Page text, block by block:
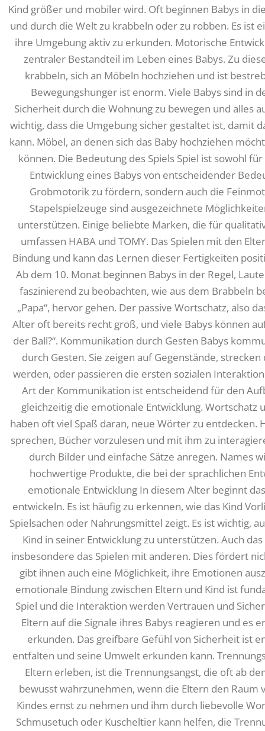
Kind größer und mobiler wird. Oft beginnen Babys in
und durch die Welt zu krabbeln oder zu robben. Es ist
ihre Umgebung aktiv zu erkunden. Motorische
zentraler Bestandteil im Leben eines Babys. Zu
krabbeln, sich an Möbeln hochziehen und ist
Bewegungshunger ist enorm. Viele Babys sind in
Sicherheit durch die Wohnung zu bewegen und alles
wichtig, dass die Umgebung sicher gestaltet ist, damit
kann. Möbel, an denen sich das Baby hochziehen
können. Die Bedeutung des Spiels Spiel ist sowohl
Entwicklung eines Babys von entscheidender
Grobmotorik zu fördern, sondern auch die
Stapelspielzeuge sind ausgezeichnete
unterstützen. Einige beliebte Marken, die für
umfassen HABA und TOMY. Das Spielen mit den
Bindung und kann das Lernen dieser Fertigkeiten
Ab dem 10. Monat beginnen Babys in der Regel,
faszinierend zu beobachten, wie aus dem Brabbeln
„Papa“, hervor gehen. Der passive Wortschatz, also
Alter oft bereits recht groß, und viele Babys können
der Ball?“. Kommunikation durch Gesten Babys
durch Gesten. Sie zeigen auf Gegenstände,
werden, oder passieren die ersten sozialen
Art der Kommunikation ist entscheidend für den
gleichzeitig die emotionale Entwicklung.
haben oft viel Spaß daran, neue Wörter zu entdecken.
sprechen, Bücher vorzulesen und mit ihm zu
durch Bilder und einfache Sätze anregen. Names
hochwertige Produkte, die bei der sprachlichen
emotionale Entwicklung In diesem Alter beginnt
entwickeln. Es ist häufig zu erkennen, wie das Kind
Spielsachen oder Nahrungsmittel zeigt. Es ist wichtig,
Kind in seiner Entwicklung zu unterstützen. Auch
insbesondere das Spielen mit anderen. Dies fördert
gibt ihnen auch eine Möglichkeit, ihre Emotionen
emotionale Bindung zwischen Eltern und Kind ist
Spiel und die Interaktion werden Vertrauen und
Eltern auf die Signale ihres Babys reagieren und es
erkunden. Das greifbare Gefühl von Sicherheit ist
entfalten und seine Umwelt erkunden kann.
Eltern erleben, ist die Trennungsangst, die oft ab
bewusst wahrzunehmen, wenn die Eltern den Raum
Kindes ernst zu nehmen und ihm durch liebevolle
Schmusetuch oder Kuscheltier kann helfen, die